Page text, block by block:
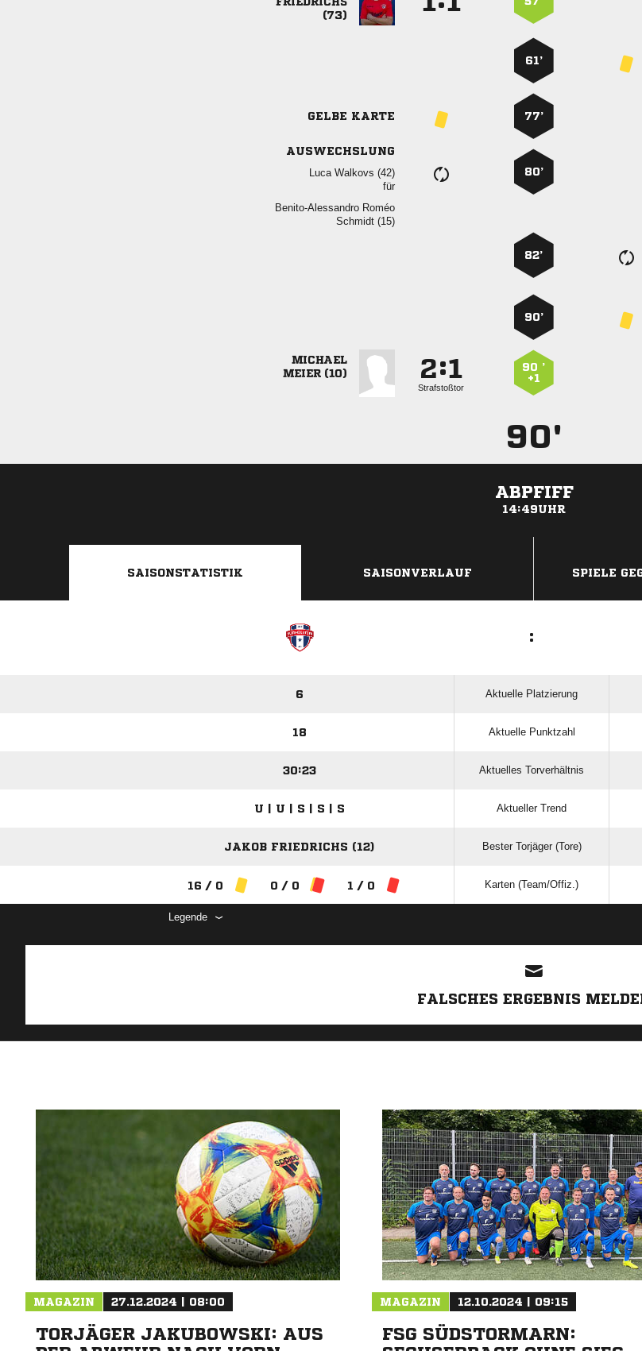

61’
GELBE KARTE 77’
AUSWECHSLUNG
  
für
 
 
80’
82’
90’

 
:
Strafstoßtor
90 ’
+1
90'
ABPFIFF
14:49UHR
SAISONSTATISTIK SAISONVERLAUF SPIELE
:
6 Aktuelle Platzierung
18 Aktuelle Punktzahl
30:23 Aktuelles Torverhältnis
U | U | S | S | S Aktueller Trend
JAKOB FRIEDRICHS (12) Bester Torjäger (Tore)
16 / 0 0 / 0 1 / 0 Karten (Team/Offiz.)
Legende
FALSCHES ERGEBNIS
MAGAZIN 27.12.2024 | 08:00
TORJÄGER JAKUBOWSKI: AUS
MAGAZIN 12.10.2024 | 09:15
FSG SÜDSTORMARN: